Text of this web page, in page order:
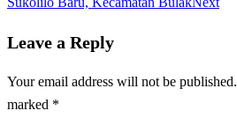
Leave a Reply
Your email address will not be published.
marked *